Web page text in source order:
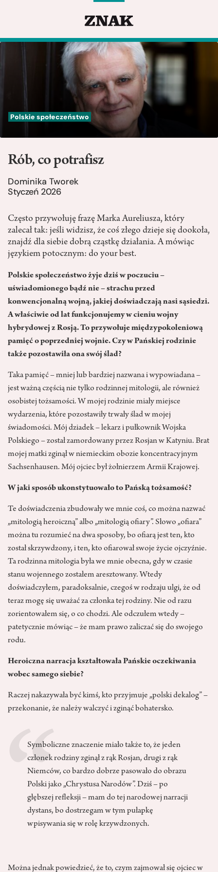
Polskie społeczeństwo
Rób, co potrafisz
Dominika Tworek
Styczeń 2026
Często przywołuję frazę Marka Aureliusza, który
zalecał tak: jeśli widzisz, że coś złego dzieje się dookoła,
znajdź dla siebie dobrą cząstkę działania. A mówiąc
językiem potocznym: do your best.
Polskie społeczeństwo żyje dziś w poczuciu –
uświadomionego bądź nie – strachu przed
konwencjonalną wojną, jakiej doświadczają nasi sąsiedzi.
A właściwie od lat funkcjonujemy w cieniu wojny
hybrydowej z Rosją. To przywołuje między­pokoleniową
pamięć o poprzedniej wojnie. Czy w Pańskiej rodzinie
także pozostawiła ona swój ślad?
Taka pamięć – mniej lub bardziej nazwana i wypowiadana –
jest ważną częścią nie tylko rodzinnej mitologii, ale również
osobistej tożsamości. W mojej rodzinie miały miejsce
wydarzenia, które pozostawiły trwały ślad w mojej
świadomości. Mój dziadek – lekarz i pułkownik Wojska
Polskiego – został zamordowany przez Rosjan w Katyniu. Brat
mojej matki zginął w niemieckim obozie koncentracyjnym
Sachsenhausen. Mój ojciec był żołnierzem Armii Krajowej.
W jaki sposób ukonstytuowało to Pańską tożsamość?
Te doświadczenia zbudowały we mnie coś, co można nazwać
„mito­logią heroiczną” albo „mitologią ofiary”. Słowo „ofiara”
można tu rozumieć na dwa sposoby, bo ofiarą jest ten, kto
został skrzywdzony, i ten, kto ofiarował swoje życie ojczyźnie.
Ta rodzinna mitologia była we mnie obecna, gdy w czasie
stanu wojennego zostałem aresztowany. Wtedy
doświadczyłem, paradoksalnie, czegoś w rodzaju ulgi, że od
teraz mogę się uważać za członka tej rodziny. Nie od razu
zorientowałem się, o co chodzi. Ale odczułem wtedy –
patetycznie mówiąc – że mam prawo zaliczać się do swojego
rodu.
Heroiczna narracja kształtowała Pańskie oczekiwania
wobec samego siebie?
Raczej nakazywała być kimś, kto przyjmuje „polski dekalog” –
przekonanie, że należy walczyć i zginąć bohatersko.
Symboliczne znaczenie miało także to, że jeden
członek rodziny zginął z rąk Rosjan, drugi z rąk
Niemców, co bardzo dobrze pasowało do obrazu
Polski jako „Chrystusa Narodów”. Dziś – po
głębszej refleksji – mam do tej narodowej narracji
dystans, bo dostrzegam w tym pułapkę
wpisywania się w rolę krzywdzonych.
Można jednak powiedzieć, że to, czym zajmował się ojciec w